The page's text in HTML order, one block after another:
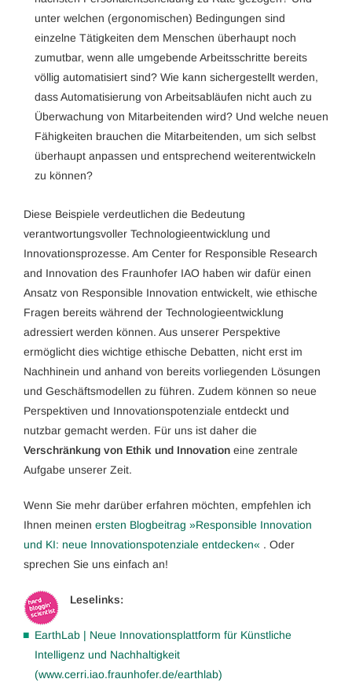
unter welchen (ergonomischen) Bedingungen sind
einzelne Tätigkeiten dem Menschen überhaupt noch
zumutbar, wenn alle umgebende Arbeitsschritte bereits
völlig automatisiert sind? Wie kann sichergestellt werden,
dass Automatisierung von Arbeitsabläufen nicht auch zu
Überwachung von Mitarbeitenden wird? Und welche neuen
Fähigkeiten brauchen die Mitarbeitenden, um sich selbst
überhaupt anpassen und entsprechend weiterentwickeln
zu können?
Diese Beispiele verdeutlichen die Bedeutung
verantwortungsvoller Technologieentwicklung und
Innovationsprozesse. Am Center for Responsible Research
and Innovation des Fraunhofer IAO haben wir dafür einen
Ansatz von Responsible Innovation entwickelt, wie ethische
Fragen bereits während der Technologieentwicklung
adressiert werden können. Aus unserer Perspektive
ermöglicht dies wichtige ethische Debatten, nicht erst im
Nachhinein und anhand von bereits vorliegenden Lösungen
und Geschäftsmodellen zu führen. Zudem können so neue
Perspektiven und Innovationspotenziale entdeckt und
nutzbar gemacht werden. Für uns ist daher die
Verschränkung von Ethik und Innovation eine zentrale
Aufgabe unserer Zeit.
Wenn Sie mehr darüber erfahren möchten, empfehlen ich
Ihnen meinen ersten Blogbeitrag »Responsible Innovation
und KI: neue Innovationspotenziale entdecken« . Oder
sprechen Sie uns einfach an!
Leselinks:
EarthLab | Neue Innovationsplattform für Künstliche
Intelligenz und Nachhaltigkeit
(www.cerri.iao.fraunhofer.de/earthlab)